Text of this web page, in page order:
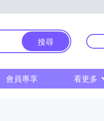
搜尋
會員專享 看更多